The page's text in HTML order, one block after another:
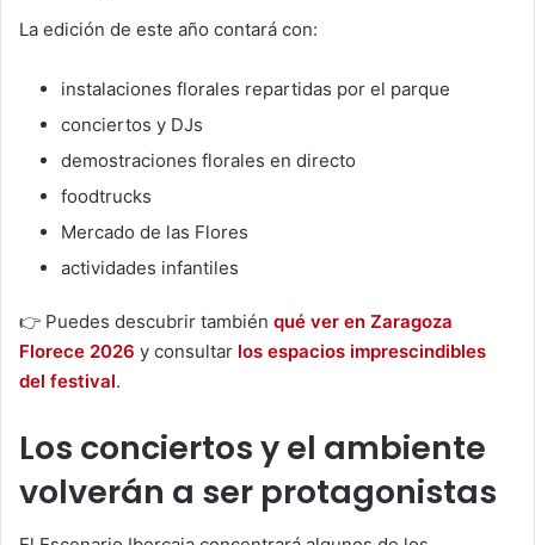
La edición de este año contará con:
instalaciones florales repartidas por el parque
conciertos y DJs
demostraciones florales en directo
foodtrucks
Mercado de las Flores
actividades infantiles
👉 Puedes descubrir también qué ver en Zaragoza
Florece 2026 y consultar los espacios imprescindibles
del festival.
Los conciertos y el ambiente
volverán a ser protagonistas